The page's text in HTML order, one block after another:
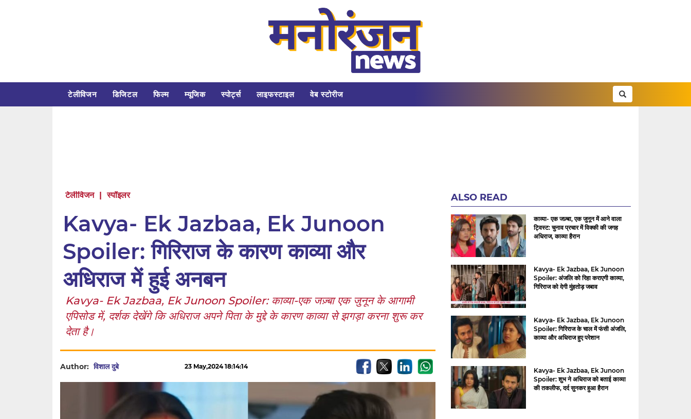
टेलीविजन डिजिटल फिल्म म्यूजिक स्पोर्ट्स लाइफस्टाइल वेब स्टोरीज
टेलीविजन | स्पॉइलर
Kavya- Ek Jazbaa, Ek Junoon
Spoiler: गिरिराज के कारण काव्या और
अधिराज में हुई अनबन
Kavya- Ek Jazbaa, Ek Junoon Spoiler: काव्या-एक जज़्बा एक जुनून के आगामी
एपिसोड में, दर्शक देखेंगे कि अधिराज अपने पिता के मुद्दे के कारण काव्या से झगड़ा करना शुरू कर
देता है।
Author: विशाल दुबे 23 May,2024 18:14:14
ALSO READ
काव्या- एक जज़्बा, एक जुनून में आने वाला
ट्विस्ट: चुनाव प्रचार में विक्की की जगह
अधिराज, काव्या हैरान
Kavya- Ek Jazbaa, Ek Junoon
Spoiler: अंजलि को रिहा कराएगी काव्या,
गिरिराज को देगी मुंहतोड़ जबाव
Kavya- Ek Jazbaa, Ek Junoon
Spoiler: गिरिराज के चाल में फंसी अंजलि,
काव्या और अधिराज हुए परेशान
Kavya- Ek Jazbaa, Ek Junoon
Spoiler: शुभ ने अधिराज को बताई काव्या
की तकलीफ, दर्द सुनकर हुआ हैरान